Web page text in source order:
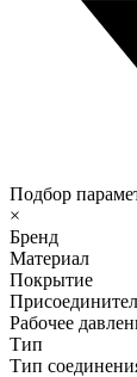
Подбор
×
Бренд
Материал
Покрытие
Рабочее
Тип
Тип